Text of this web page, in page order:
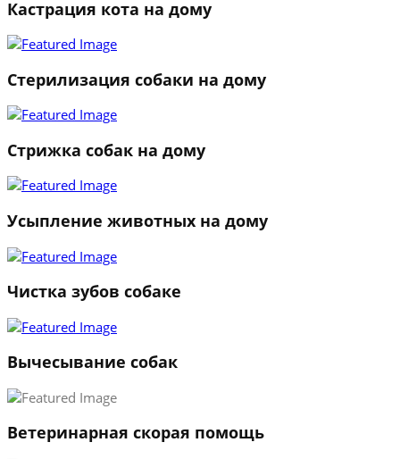
Кастрация кота на дому
Стерилизация собаки на дому
Стрижка собак на дому
Усыпление животных на дому
Чистка зубов собаке
Вычесывание собак
Ветеринарная скорая помощь